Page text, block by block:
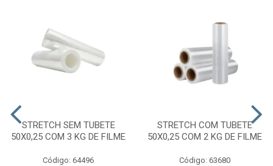
STRETCH SEM TUBETE
50X0,25 COM 3 KG DE FILME
Código: 64496
STRETCH COM TUBETE
50X0,25 COM 2 KG DE FILME
Código: 63680